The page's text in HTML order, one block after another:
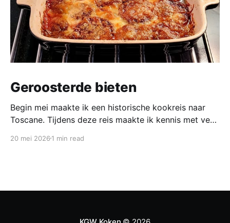
Geroosterde bieten
Begin mei maakte ik een historische kookreis naar
Toscane. Tijdens deze reis maakte ik kennis met veel
keuken. In een middeleeuws klooster maakten we
20 mei 2026 1 min read